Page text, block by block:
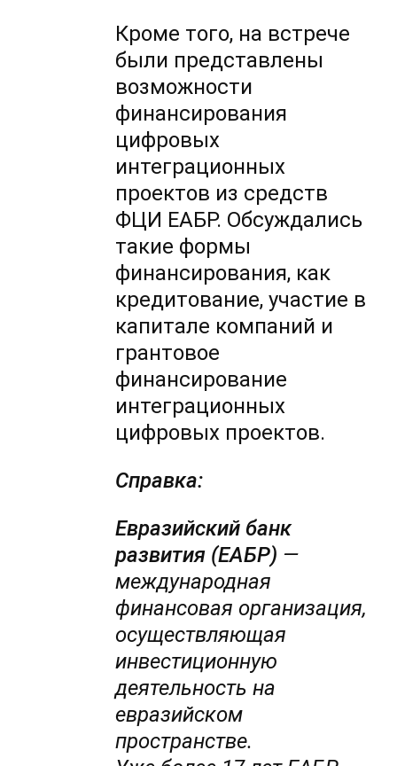
Кроме того, на встрече
были представлены
возможности
финансирования
цифровых
интеграционных
проектов из средств
ФЦИ ЕАБР. Обсуждались
такие формы
финансирования, как
кредитование, участие в
капитале компаний и
грантовое
финансирование
интеграционных
цифровых проектов.
Справка:
Евразийский банк
развития (ЕАБР) —
международная
финансовая организация,
осуществляющая
инвестиционную
деятельность на
евразийском
пространстве.